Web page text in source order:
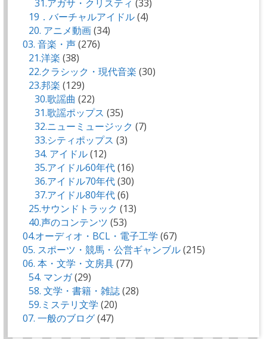
31.アガサ・クリスティ (33)
19．バーチャルアイドル(4)
20. アニメ動画(34)
03. 音楽・声(276)
21.洋楽 (38)
22.クラシック・現代音楽 (30)
23.邦楽 (129)
30.歌謡曲 (22)
31.歌謡ポップス (35)
32.ニューミュージック (7)
33.シティポップス (3)
34. アイドル(12)
35.アイドル60年代(16)
36.アイドル70年代(30)
37.アイドル80年代(6)
25.サウンドトラック (13)
40.声のコンテンツ (53)
04.オーディオ・BCL・電子工学 (67)
05. スポーツ・競馬・公営ギャンブル(215)
06. 本・文学・文房具(77)
54. マンガ(29)
58. 文学・書籍・雑誌(28)
59.ミステリ文学 (20)
07. 一般のブログ(47)